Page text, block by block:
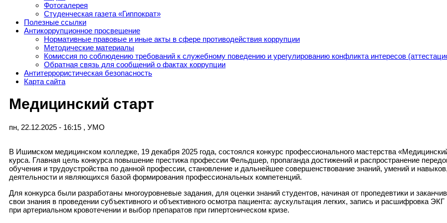
Фотогалерея
Студенческая газета «Гиппократ»
Полезные ссылки
Антикоррупционное просвещение
Нормативные правовые и иные акты в сфере противодействия коррупции
Методические материалы
Комиссия по соблюдению требований к служебному поведению и урегулированию конфликта интересов
Обратная связь для сообщений о фактах коррупции
Антитеррористическая безопасность
Карта сайта
Медицинский старт
пн, 22.12.2025 - 16:15 , УМО
В Ишимском медицинском колледже, 19 декабря 2025 года, состоялся конкурс профессионального мастерства
курса. Главная цель конкурса повышение престижа профессии Фельдшер, пропаганда достижений и распространение
обучения и трудоустройства по данной профессии, становление и дальнейшее совершенствование знаний, умений и
деятельности и являющихся базой формирования профессиональных компетенций.
Для конкурса были разработаны многоуровневые задания, для оценки знаний студентов, начиная от пропедевтики и
свои знания в проведении субъективного и объективного осмотра пациента: аускультация легких, запись и расшифровка
при артериальном кровотечении и выбор препаратов при гипертоническом кризе.